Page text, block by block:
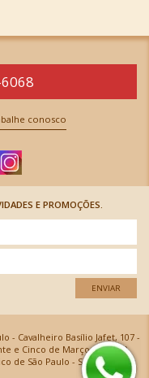
conosco
E PROMOÇÕES.
ENVIAR
- Cavalheiro Basílio Jafet, 107 -
e Cinco de Março, 576 - SP,
de São Paulo - SP